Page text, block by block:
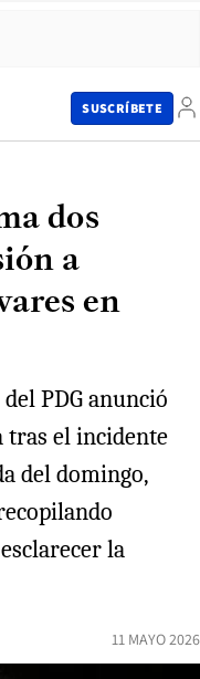
SUSCRÍBETE
dos
a
en
PDG anunció
el incidente
del domingo,
la
11 MAYO 2026